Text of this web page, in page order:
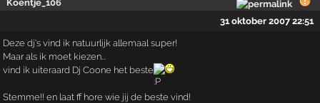
Koentje_106
31 oktober 2007 22:51
Deze dj's vind ik natuurlijk allemaal super!
Maar als ik moet kiezen...
vind ik uiteraard Dj Coone het beste
Stemme!! en laat ff hore wie jij de beste vind!